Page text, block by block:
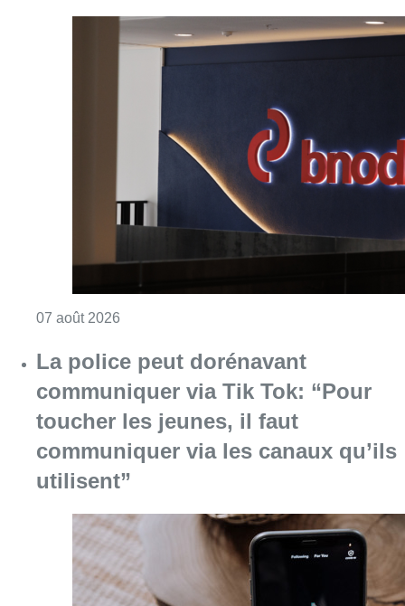
07 août 2026
La police peut dorénavant
communiquer via Tik Tok: “Pour
toucher les jeunes, il faut
communiquer via les canaux qu’ils
utilisent”